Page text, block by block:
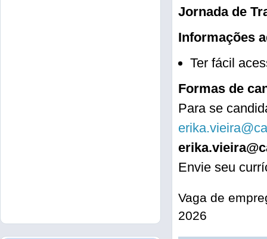
Jornada de
Informações
Ter fácil
Formas de
Para se
Envie seu
Vaga de
2026